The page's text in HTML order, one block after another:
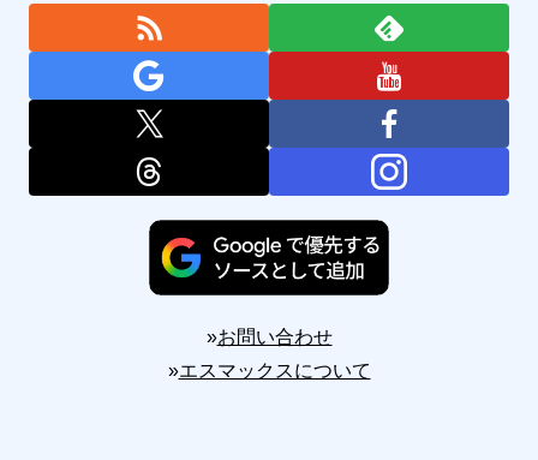
»お問い合わせ
»エスマックスについて